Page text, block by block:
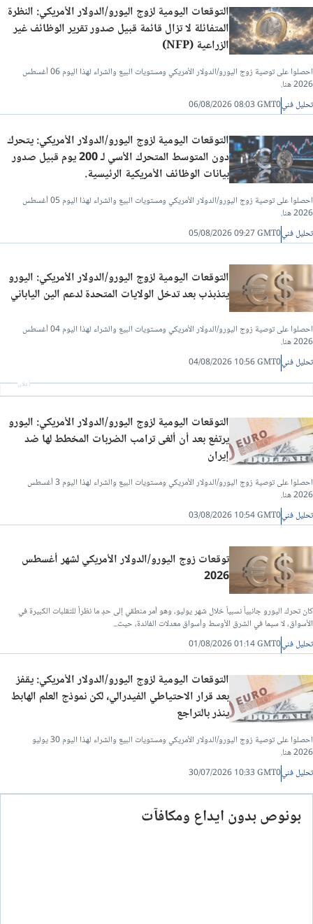
التوقعات اليومية لزوج اليورو/الدولار الأمريكي: النظرة
المتفائلة لا تزال قائمة قبيل صدور تقرير الوظائف غير
الزراعية (NFP)
احصلوا على توصية زوج اليورو/الدولار الأمريكي ومستويات البيع والشراء لهذا اليوم 06 أغسطس
2026 هنا.
تحليل فني06/08/2026 08:03 GMT0
التوقعات اليومية لزوج اليورو/الدولار الأمريكي: يتحرك
دون المتوسط المتحرك الأسي لـ 200 يوم قبيل صدور
بيانات الوظائف الأمريكية الرئيسية.
احصلوا على توصية زوج اليورو/الدولار الأمريكي ومستويات البيع والشراء لهذا اليوم 05 أغسطس
2026 هنا.
تحليل فني05/08/2026 09:27 GMT0
التوقعات اليومية لزوج اليورو/الدولار الأمريكي: اليورو
يتذبذب بعد تدخل الولايات المتحدة لدعم الين الياباني
احصلوا على توصية زوج اليورو/الدولار الأمريكي ومستويات البيع والشراء لهذا اليوم 04 أغسطس
2026 هنا.
تحليل فني04/08/2026 10:56 GMT0
أعلان
التوقعات اليومية لزوج اليورو/الدولار الأمريكي: اليورو
يرتفع بعد أن ألغى ترامب الضربات المخطط لها ضد
إيران
احصلوا على توصية زوج اليورو/الدولار الأمريكي ومستويات البيع والشراء لهذا اليوم 3 أغسطس
2026 هنا.
تحليل فني03/08/2026 10:54 GMT0
توقعات زوج اليورو/الدولار الأمريكي لشهر أغسطس
2026
كان تحرك اليورو جانبياً نسبياً خلال شهر يوليو، وهو أمر منطقي إلى حدٍ ما نظراً للتقلبات الكبيرة في
الأسواق، لا سيما في الشرق الأوسط وأسواق معدلات الفائدة، حيث...
تحليل فني01/08/2026 01:14 GMT0
التوقعات اليومية لزوج اليورو/الدولار الأمريكي: يقفز
بعد قرار الاحتياطي الفيدرالي، لكن نموذج العلم الهابط
ينذر بالتراجع
احصلوا على توصية زوج اليورو/الدولار الأمريكي ومستويات البيع والشراء لهذا اليوم 30 يوليو
2026 هنا.
تحليل فني30/07/2026 10:33 GMT0
بونوص بدون ايداع ومكافآت